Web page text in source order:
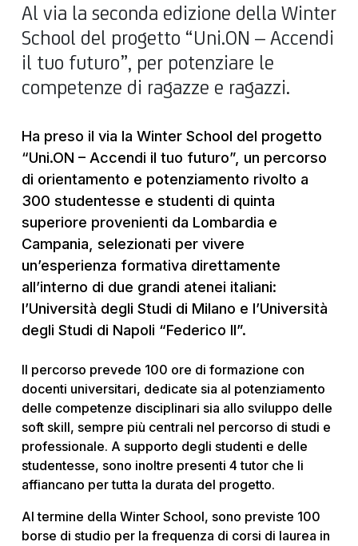
Al via la seconda edizione della Winter
School del progetto “Uni.ON – Accendi
il tuo futuro”, per potenziare le
competenze di ragazze e ragazzi.
Ha preso il via la Winter School del progetto
“Uni.ON – Accendi il tuo futuro”, un percorso
di orientamento e potenziamento rivolto a
300 studentesse e studenti di quinta
superiore provenienti da Lombardia e
Campania, selezionati per vivere
un’esperienza formativa direttamente
all’interno di due grandi atenei italiani:
l’Università degli Studi di Milano e l’Università
degli Studi di Napoli “Federico II”.
Il percorso prevede 100 ore di formazione con
docenti universitari, dedicate sia al potenziamento
delle competenze disciplinari sia allo sviluppo delle
soft skill, sempre più centrali nel percorso di studi e
professionale. A supporto degli studenti e delle
studentesse, sono inoltre presenti 4 tutor che li
affiancano per tutta la durata del progetto.
Al termine della Winter School, sono previste 100
borse di studio per la frequenza di corsi di laurea in